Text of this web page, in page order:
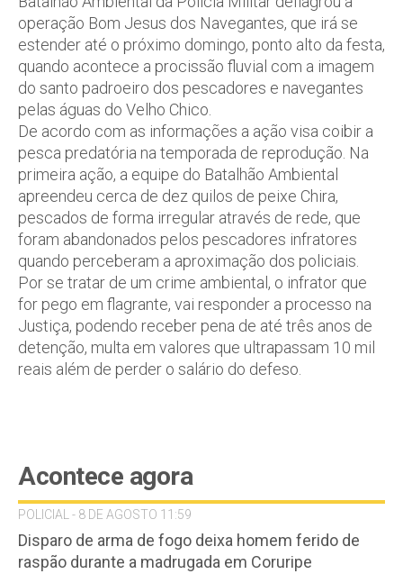
operação Bom Jesus dos Navegantes, que irá se
estender até o próximo domingo, ponto alto da festa,
quando acontece a procissão fluvial com a imagem
do santo padroeiro dos pescadores e navegantes
pelas águas do Velho Chico.
De acordo com as informações a ação visa coibir a
pesca predatória na temporada de reprodução. Na
primeira ação, a equipe do Batalhão Ambiental
apreendeu cerca de dez quilos de peixe Chira,
pescados de forma irregular através de rede, que
foram abandonados pelos pescadores infratores
quando perceberam a aproximação dos policiais.
Por se tratar de um crime ambiental, o infrator que
for pego em flagrante, vai responder a processo na
Justiça, podendo receber pena de até três anos de
detenção, multa em valores que ultrapassam 10 mil
reais além de perder o salário do defeso.
Acontece agora
POLICIAL - 8 DE AGOSTO 11:59
Disparo de arma de fogo deixa homem ferido de
raspão durante a madrugada em Coruripe